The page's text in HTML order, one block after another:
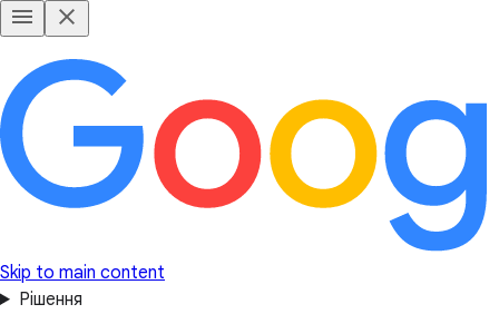
Skip to main content
Рішення